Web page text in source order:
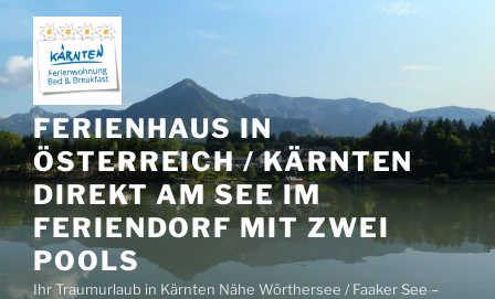
Zum
Inhalt
springen
FERIENHAUS IN
ÖSTERREICH / KÄRNTEN
DIREKT AM SEE IM
FERIENDORF MIT ZWEI
POOLS
Ihr Traumurlaub in Kärnten Nähe Wörthersee / Faaker See –